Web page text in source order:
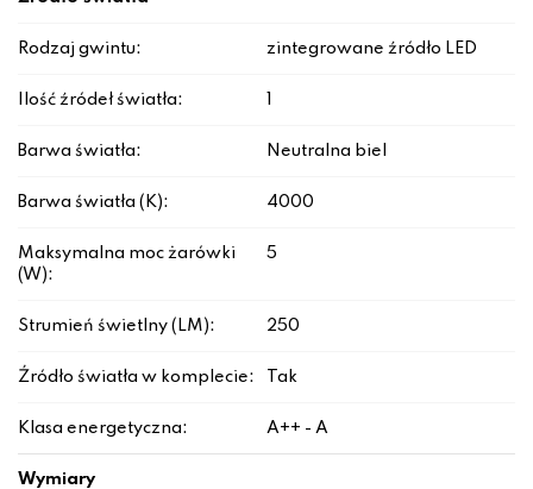
Rodzaj gwintu: zintegrowane źródło LED
Ilość źródeł światła:
Barwa światła: Neutralna biel
Barwa światła (K): 4000
Maksymalna moc żarówki
(W):
5
Strumień świetlny (LM): 250
Źródło światła w komplecie: Tak
Klasa energetyczna: A++ - A
Wymiary